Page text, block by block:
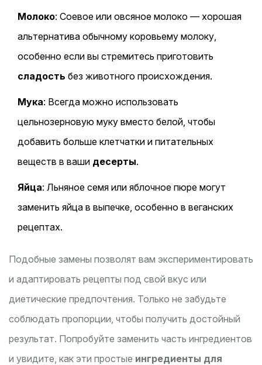
Молоко: Соевое или овсяное молоко — хорошая
альтернатива обычному коровьему молоку,
особенно если вы стремитесь приготовить
сладость без животного происхождения.
Мука: Всегда можно использовать
цельнозерновую муку вместо белой, чтобы
добавить больше клетчатки и питательных
веществ в ваши десерты.
Яйца: Льняное семя или яблочное пюре могут
заменить яйца в выпечке, особенно в веганских
рецептах.
Подобные замены позволят вам экспериментировать
и адаптировать рецепты под свой вкус или
диетические предпочтения. Только не забудьте
соблюдать пропорции, чтобы получить достойный
результат. Попробуйте заменить часть ингредиентов
и увидите, как эти простые ингредиенты для